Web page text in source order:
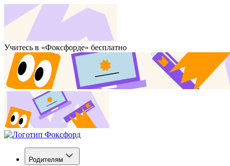
Учитесь в «Фоксфорде» бесплатно
Родителям